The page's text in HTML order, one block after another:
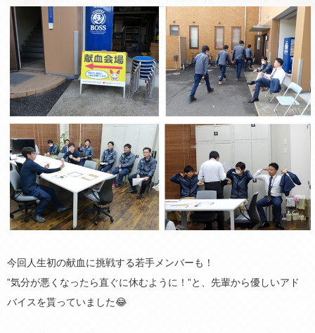
今回人生初の献血に挑戦する若手メンバーも！
”気分が悪くなったら直ぐに休むように！”と、先輩から優しいアド
バイスを貰っていました😂